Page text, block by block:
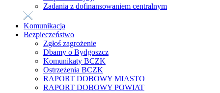
Zadania z dofinansowaniem centralnym
Komunikacja
Bezpieczeństwo
Zgłoś zagrożenie
Dbamy o Bydgoszcz
Komunikaty BCZK
Ostrzeżenia BCZK
RAPORT DOBOWY MIASTO
RAPORT DOBOWY POWIAT